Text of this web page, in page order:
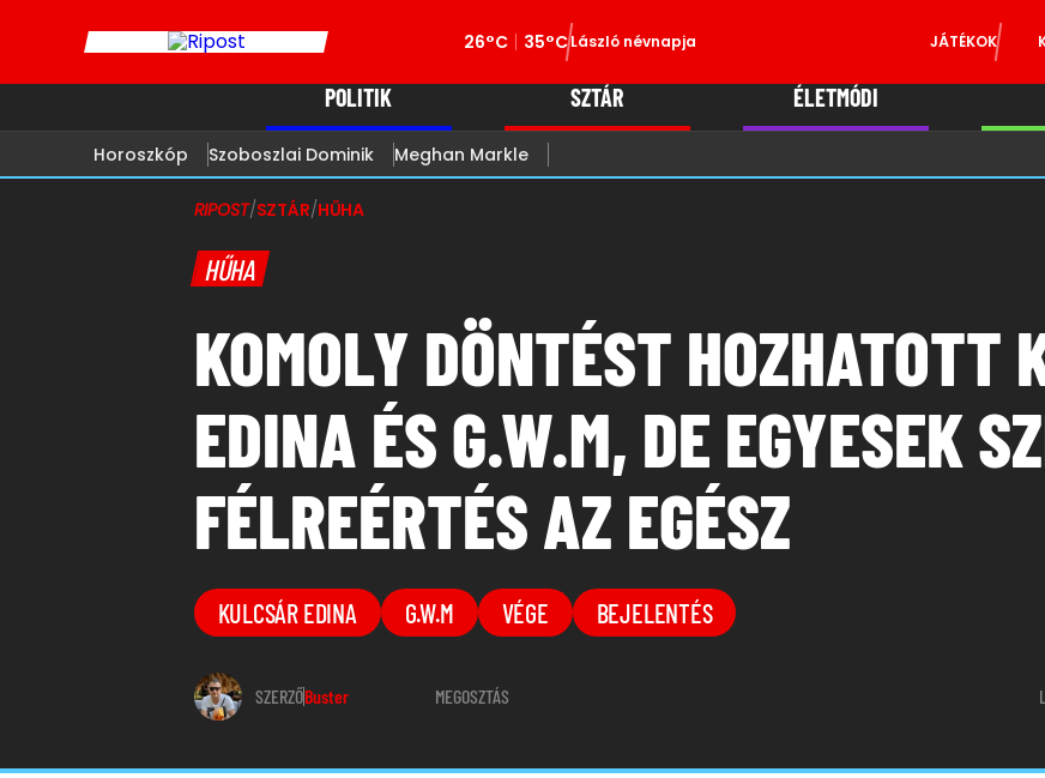
26°C 35°CLászló névnapja JÁTÉKOK
POLITIK SZTÁR ÉLETMÓDI
Horoszkóp Szoboszlai Dominik Meghan Markle
RIPOST/SZTÁR/HŰHA
HŰHA
KOMOLY DÖNTÉST HOZHATOTT
EDINA ÉS G.W.M, DE EGYESEK
FÉLREÉRTÉS AZ EGÉSZ
KULCSÁR EDINA G.W.M VÉGE BEJELENTÉS
SZERZŐBuster MEGOSZTÁS